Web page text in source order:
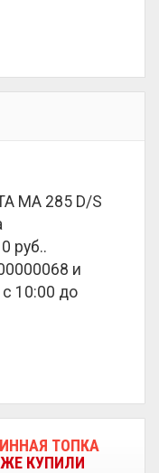
MA 285 D/S
0 руб..
и
10:00 до
ТОПКА
ЖЕ КУПИЛИ